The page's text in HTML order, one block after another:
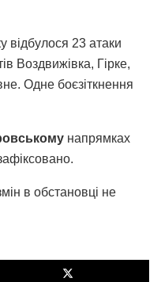
відбулося 23 атаки
Воздвижівка, Гірке,
Одне боєзіткнення
напрямках
в обстановці не